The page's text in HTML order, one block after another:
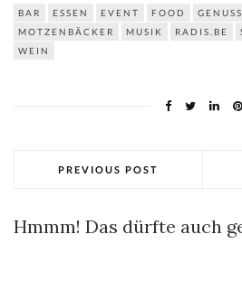
BAR ESSEN EVENT FOOD GENUSS
MOTZENBÄCKER
MUSIK RADIS.BE
WEIN
PREVIOUS POST
Hmmm! Das dürfte auch